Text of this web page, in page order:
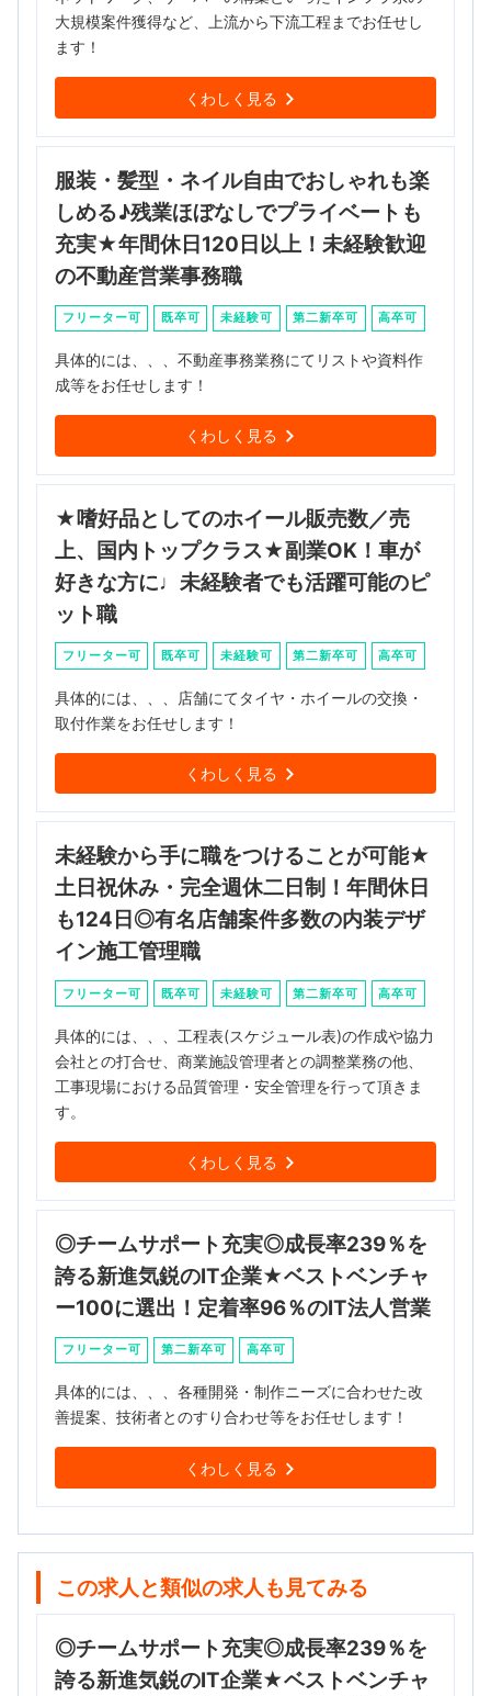
大規模案件獲得など、上流から下流工程までお任せし
ます！
くわしく見る
服装・髪型・ネイル自由でおしゃれも楽
しめる♪残業ほぼなしでプライベートも
充実★年間休日120日以上！未経験歓迎
の不動産営業事務職
フリーター可 既卒可 未経験可 第二新卒可 高卒可
具体的には、、、不動産事務業務にてリストや資料作
成等をお任せします！
くわしく見る
★嗜好品としてのホイール販売数／売
上、国内トップクラス★副業OK！車が
好きな方に♩未経験者でも活躍可能のピ
ット職
フリーター可 既卒可 未経験可 第二新卒可 高卒可
具体的には、、、店舗にてタイヤ・ホイールの交換・
取付作業をお任せします！
くわしく見る
未経験から手に職をつけることが可能★
土日祝休み・完全週休二日制！年間休日
も124日◎有名店舗案件多数の内装デザ
イン施工管理職
フリーター可 既卒可 未経験可 第二新卒可 高卒可
具体的には、、、工程表(スケジュール表)の作成や協力
会社との打合せ、商業施設管理者との調整業務の他、
工事現場における品質管理・安全管理を行って頂きま
す。
くわしく見る
◎チームサポート充実◎成長率239％を
誇る新進気鋭のIT企業★ベストベンチャ
ー100に選出！定着率96％のIT法人営業
フリーター可 第二新卒可 高卒可
具体的には、、、各種開発・制作ニーズに合わせた改
善提案、技術者とのすり合わせ等をお任せします！
くわしく見る
この求人と類似の求人も見てみる
◎チームサポート充実◎成長率239％を
誇る新進気鋭のIT企業★ベストベンチャ